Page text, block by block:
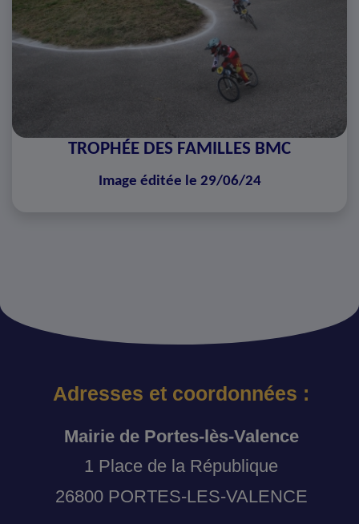
TROPHÉE DES FAMILLES BMC
Image éditée le 29/06/24
Adresses et coordonnées :
Mairie de Portes-lès-Valence
1 Place de la République
26800 PORTES-LES-VALENCE